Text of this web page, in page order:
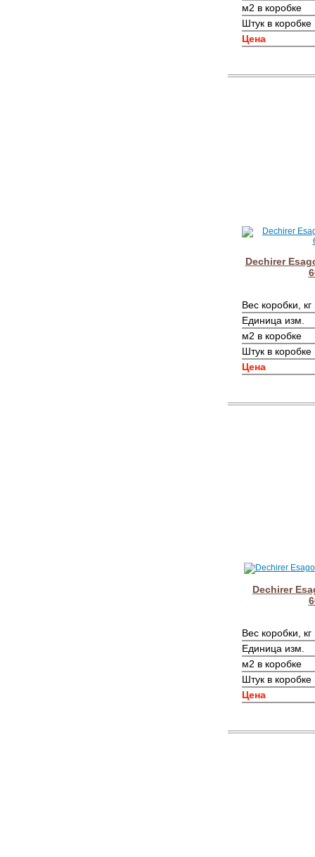
м2 в коробке
Штук в коробке
Цена
Dechirer
Вес коробки, кг
Единица изм.
м2 в коробке
Штук в коробке
Цена
Dechirer
Вес коробки, кг
Единица изм.
м2 в коробке
Штук в коробке
Цена